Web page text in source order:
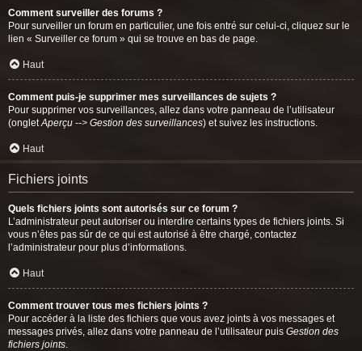
Comment surveiller des forums ?
Pour surveiller un forum en particulier, une fois entré sur celui-ci, cliquez sur le
lien « Surveiller ce forum » qui se trouve en bas de page.
Haut
Comment puis-je supprimer mes surveillances de sujets ?
Pour supprimer vos surveillances, allez dans votre panneau de l’utilisateur
(ongletAperçu --> Gestion des surveillances) et suivez les instructions.
Haut
Fichiers joints
Quels fichiers joints sont autorisés sur ce forum ?
L’administrateur peut autoriser ou interdire certains types de fichiers joints. Si
vous n’êtes pas sûr de ce qui est autorisé à être chargé, contactez
l’administrateur pour plus d’informations.
Haut
Comment trouver tous mes fichiers joints ?
Pour accéder à la liste des fichiers que vous avez joints à vos messages et
messages privés, allez dans votre panneau de l’utilisateur puis Gestion des
fichiers joints.